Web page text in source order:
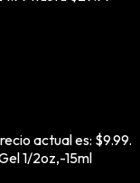
actual es: $9.99.
1/2oz,-15ml